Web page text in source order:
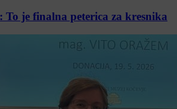
je finalna peterica za kresnika